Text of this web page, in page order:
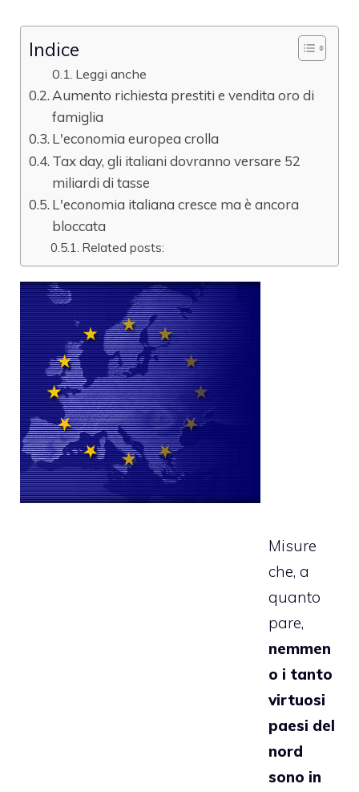
Indice
Leggi anche
Aumento richiesta prestiti e vendita oro di
famiglia
L'economia europea crolla
Tax day, gli italiani dovranno versare 52
miliardi di tasse
L'economia italiana cresce ma è ancora
bloccata
Related posts:
Misure
che, a
quanto
pare,
nemmen
o i tanto
virtuosi
paesi del
nord
sono in